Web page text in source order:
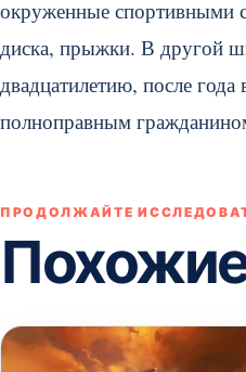
окруженные спортивными
диска, прыжки. В другой
двадцатилетию, после
полноправным
ПРОДОЛЖАЙТЕ